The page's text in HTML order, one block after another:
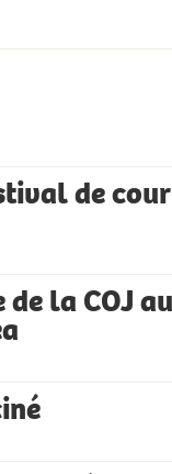
de
de la COJ